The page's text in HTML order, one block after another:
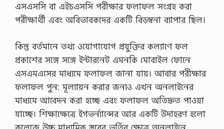
এসএসসি বা এইচএসসি পরীক্ষার ফলাফল সংগ্রহ করা
পরীক্ষার্থী এবং অবিভাবকদের একটি বিড়ম্বনা ব্যাপার ছিল।
কিন্তু বর্তমানে তথ্য ওযােগাযােগ প্রযুক্তির কল্যাণে ফল
প্রকাশের সঙ্গে সঙ্গে ইন্টারনেট এমনকি মােবাইল ফোনে
এসএমএসের মাধ্যমে ফলাফল জানা যায়। আবার পরীক্ষার
ফলাফল পুন: মূল্যায়ন করার জন্যও এখন অনলাইনের
মাধ্যমে আবেদন করা হচ্ছে এবং ফলাফল অতিদ্রুত পাওয়া
যাচ্ছে। শিক্ষাক্ষেত্রে ইগভর্ন্যান্সের আর একটি উদাহরণ হলাে